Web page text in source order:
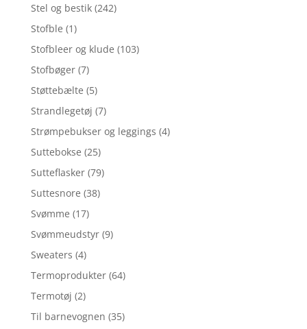
Stel og bestik (242)
Stofble (1)
Stofbleer og klude (103)
Stofbøger (7)
Støttebælte (5)
Strandlegetøj (7)
Strømpebukser og leggings (4)
Suttebokse (25)
Sutteflasker (79)
Suttesnore (38)
Svømme (17)
Svømmeudstyr (9)
Sweaters (4)
Termoprodukter (64)
Termotøj (2)
Til barnevognen (35)